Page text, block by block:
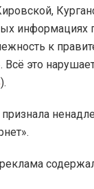
информациях
к
Всё это
).